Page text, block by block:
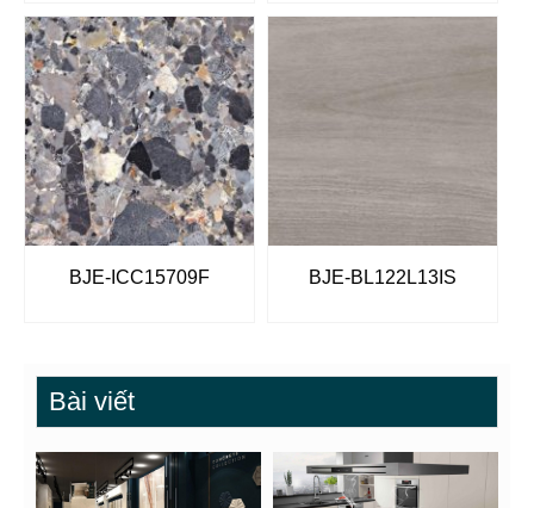
BJE-ICC15709F BJE-BL122L13IS
Bài viết